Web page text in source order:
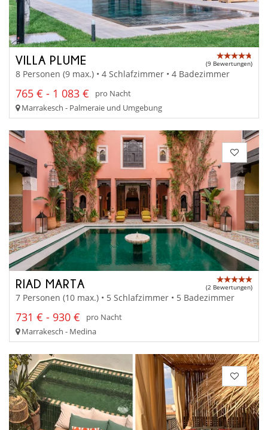
VILLA PLUME (9 Bewertungen)
8 Personen (9 max.) • 4 Schlafzimmer • 4 Badezimmer
765 € - 1 083 €
pro Nacht
Marrakesch - Palmeraie und Umgebung
RIAD MARTA (2 Bewertungen)
7 Personen (10 max.) • 5 Schlafzimmer • 5 Badezimmer
731 € - 930 €
pro Nacht
Marrakesch - Medina